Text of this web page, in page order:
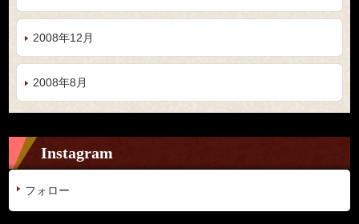
2008年12月
2008年8月
Instagram
フォロー